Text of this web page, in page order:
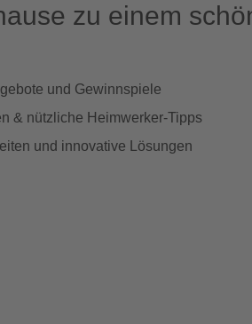
zu einem
und Gewinnspiele
& nützliche Heimwerker-Tipps
und innovative Lösungen